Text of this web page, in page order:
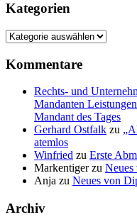
Kategorien
Kategorien
Kommentare
Rechts- und
Mandanten
Mandant des Tages
Gerhard Ostfalk zu
atemlos
Winfried zu Erste
Markentigerzu
Anja zu Neues von
Archiv